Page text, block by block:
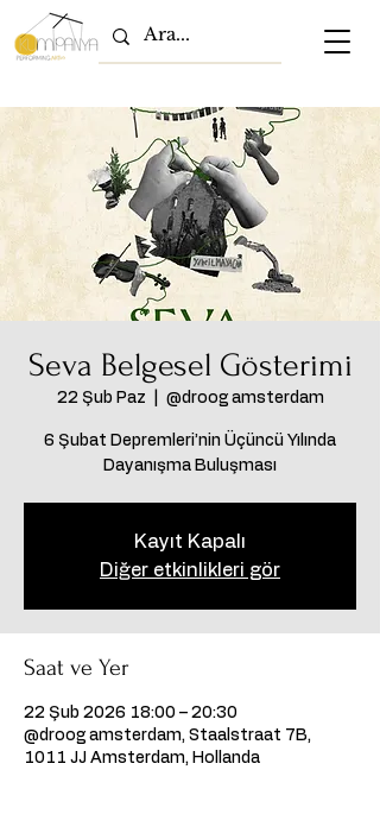
Seva Belgesel Gösterimi
22 Şub Paz @droog amsterdam
6 Şubat Depremleri’nin Üçüncü Yılında
Dayanışma Buluşması
Kayıt Kapalı
Diğer etkinlikleri gör
Saat ve Yer
22 Şub 2026 18:00 – 20:30
@droog amsterdam, Staalstraat 7B,
1011 JJ Amsterdam, Hollanda